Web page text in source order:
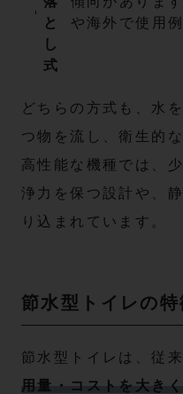
と
し
式
や海外で使用
どちらの方式も、水
つ物を流し、衛生的
高性能な機種では、
浄力を保つ設計や、
り込まれています。
節水型トイレの
節水型トイレは、従
用量・コストを大き